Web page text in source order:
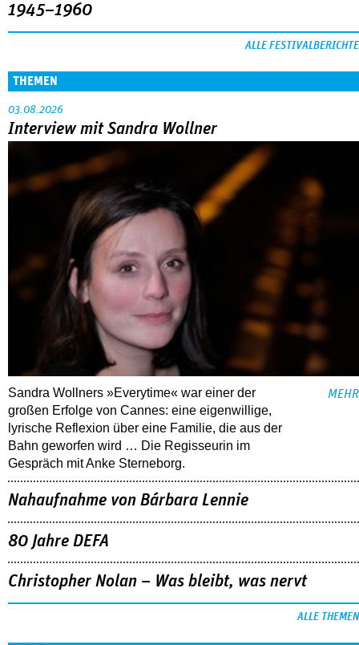
1945–1960
ALLE FESTIVALBERICHTE
THEMEN
03.08.2026
Interview mit Sandra Wollner
Sandra Wollners »Everytime« war einer der
großen Erfolge von Cannes: eine eigenwillige,
lyrische Reflexion über eine ­Familie, die aus der
Bahn geworfen wird … Die Regisseurin im
Gespräch mit Anke Sterneborg.
MEHR
Nahaufnahme von Bárbara Lennie
80 Jahre DEFA
Christopher Nolan – Was bleibt, was nervt
ALLE THEMEN